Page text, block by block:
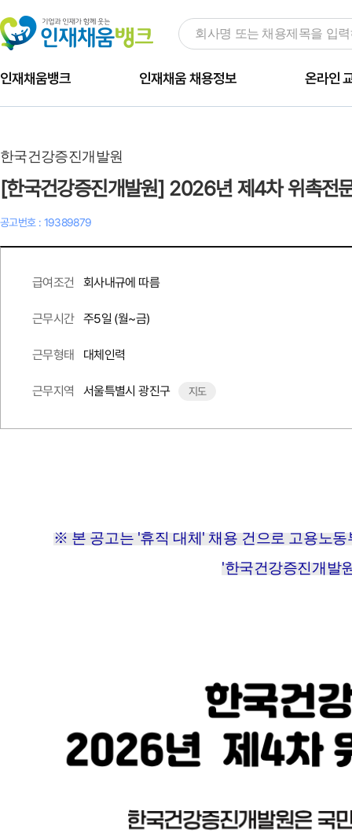
인재채움뱅크 인재채움 채용정보 온라인
한국건강증진개발원
[한국건강증진개발원] 2026년 제4차 위촉전
공고번호 : 19389879
급여조건 회사내규에 따름
근무시간 주5일 (월~금)
근무형태 대체인력
근무지역 서울특별시 광진구 지도
※ 본 공고는 '휴직 대체' 채용 건으로 고용노
'한국건강증진개발